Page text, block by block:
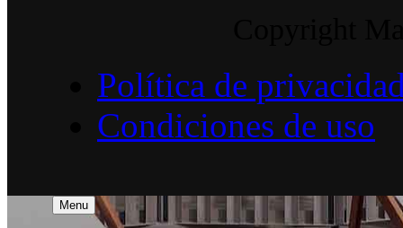
Política de
Condiciones de uso
Menu